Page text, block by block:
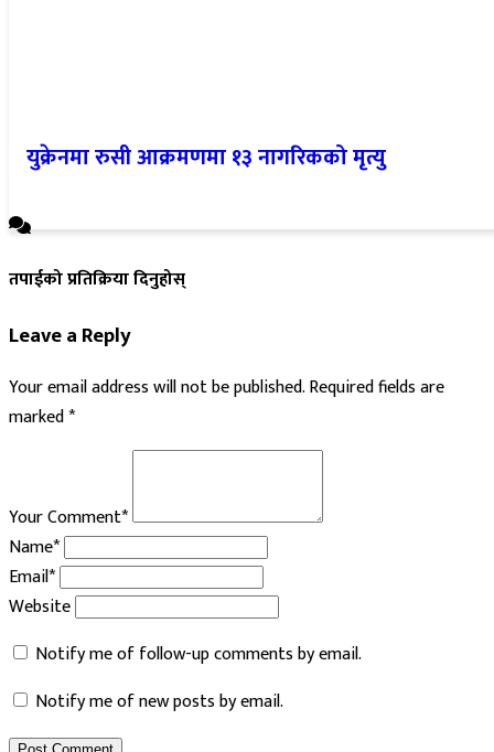
युक्रेनमा रुसी आक्रमणमा १३ नागरिकको मृत्यु
तपाईको प्रतिक्रिया दिनुहोस्
Leave a Reply
Your email address will not be published.Required fields are
marked*
Your Comment*
Name*
Email*
Website
Notify me of follow-up comments by email.
Notify me of new posts by email.